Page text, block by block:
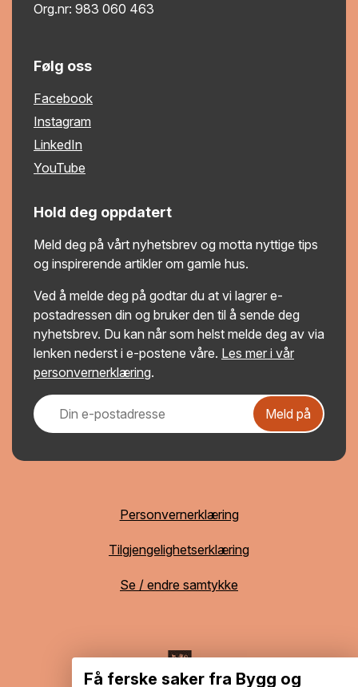
Org.nr: 983 060 463
Følg oss
Facebook
Instagram
LinkedIn
YouTube
Hold deg oppdatert
Meld deg på vårt nyhetsbrev og motta nyttige tips
og inspirerende artikler om gamle hus.
Ved å melde deg på godtar du at vi lagrer e-
postadressen din og bruker den til å sende deg
nyhetsbrev. Du kan når som helst melde deg av via
lenken nederst i e-postene våre. Les mer i vår
personvernerklæring.
Meld på
Personvernerklæring
Tilgjengelighetserklæring
Se / endre samtykke
Få ferske saker fra Bygg og